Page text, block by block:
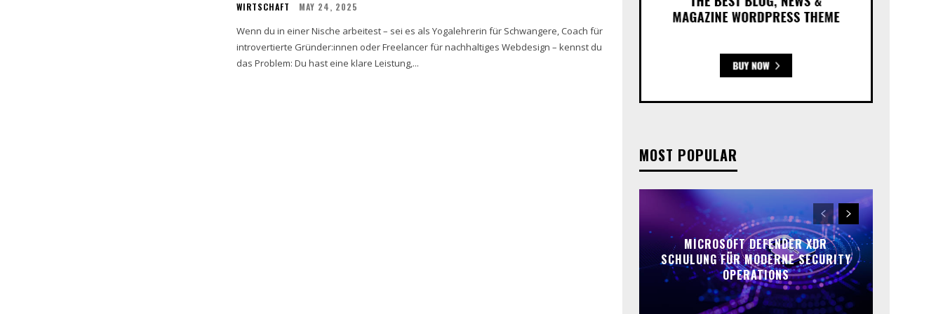
WIRTSCHAFT MAY 24, 2025
Wenn du in einer Nische arbeitest – sei es als Yogalehrerin für Schwangere, Coach für
introvertierte Gründer:innen oder Freelancer für nachhaltiges Webdesign – kennst du
das Problem: Du hast eine klare Leistung,...
MOST POPULAR
MICROSOFT DEFENDER XDR
SCHULUNG FÜR MODERNE SECURITY
OPERATIONS